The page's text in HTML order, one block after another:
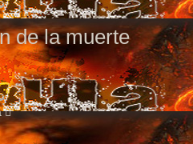
de la muerte